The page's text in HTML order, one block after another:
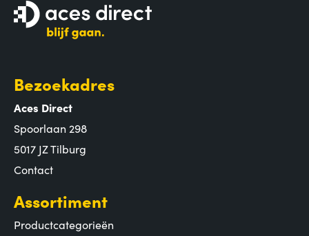
Bezoekadres
Aces Direct
Spoorlaan 298
5017 JZ Tilburg
Contact
Assortiment
Productcategorieën